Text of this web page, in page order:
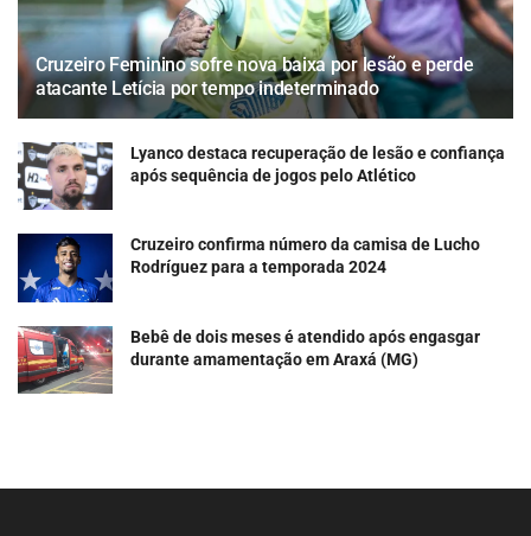
Cruzeiro Feminino sofre nova baixa por lesão e perde
atacante Letícia por tempo indeterminado
Lyanco destaca recuperação de lesão e confiança
após sequência de jogos pelo Atlético
Cruzeiro confirma número da camisa de Lucho
Rodríguez para a temporada 2024
Bebê de dois meses é atendido após engasgar
durante amamentação em Araxá (MG)